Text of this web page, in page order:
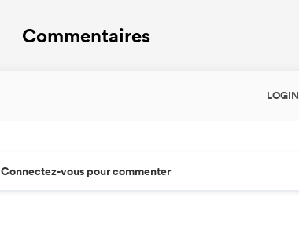
Commentaires
LOGIN
Connectez-vous pour commenter